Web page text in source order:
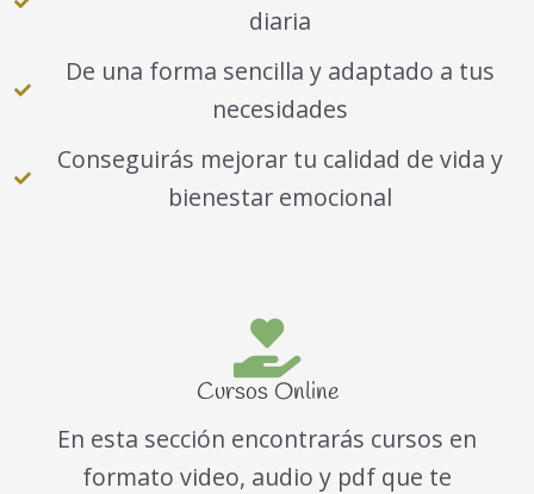
diaria
De una forma sencilla y adaptado a tus
necesidades
Conseguirás mejorar tu calidad de vida y
bienestar emocional
Cursos Online
En esta sección encontrarás cursos en
formato video, audio y pdf que te